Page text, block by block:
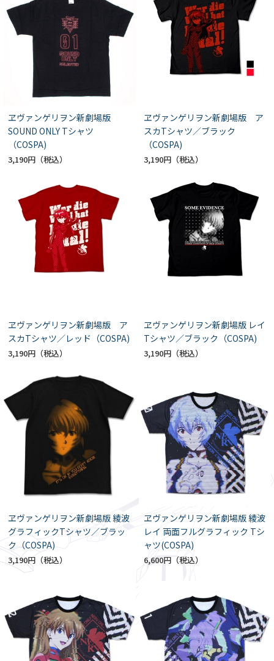
ヱヴァンゲリヲン新劇場版
SOUND ONLY Tシャツ
（COSPA)
3,190円
ヱヴァンゲリヲン新劇場版 ア
スカTシャツ／ブラック
（COSPA)
3,190円
ヱヴァンゲリヲン新劇場版 ア
スカTシャツ／レッド（COSPA)
3,190円
ヱヴァンゲリヲン新劇場版 レイ
Tシャツ／ブラック（COSPA)
3,190円
ヱヴァンゲリヲン新劇場版 綾波
グラフィックTシャツ／ブラッ
ク（COSPA)
3,190円
ヱヴァンゲリヲン新劇場版 綾波
レイ 両面フルグラフィック Tシ
ャツ(COSPA)
6,600円